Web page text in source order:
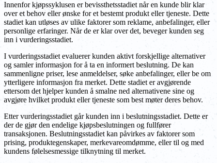
Innenfor kjøpssyklusen er bevissthetsstadiet når en kunde blir klar
over et behov eller ønske for et bestemt produkt eller tjeneste. Dette
stadiet kan utløses av ulike faktorer som reklame, anbefalinger, eller
personlige erfaringer. Når de er klar over det, beveger kunden seg
inn i vurderingsstadiet.
I vurderingsstadiet evaluerer kunden aktivt forskjellige alternativer
og samler informasjon for å ta en informert beslutning. De kan
sammenligne priser, lese anmeldelser, søke anbefalinger, eller be om
ytterligere informasjon fra merket. Dette stadiet er avgjørende
ettersom det hjelper kunden å smalne ned alternativene sine og
avgjøre hvilket produkt eller tjeneste som best møter deres behov.
Etter vurderingsstadiet går kunden inn i beslutningsstadiet. Dette er
der de gjør den endelige kjøpsbeslutningen og fullfører
transaksjonen. Beslutningsstadiet kan påvirkes av faktorer som
prising, produktegenskaper, merkevareomdømme, eller til og med
kundens følelsesmessige tilknytning til merket.